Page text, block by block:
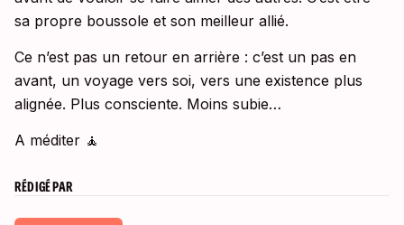
sa propre boussole et son meilleur allié.
Ce n’est pas un retour en arrière : c’est un pas en
avant, un voyage vers soi, vers une existence plus
alignée. Plus consciente. Moins subie…
A méditer 🧘
RÉDIGÉ PAR